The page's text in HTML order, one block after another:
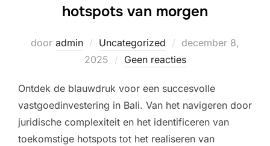
hotspots van morgen
door admin Uncategorized
Geplaatst
op
december 8,
2025
Geen reacties
Ontdek de blauwdruk voor een succesvolle
vastgoedinvestering in Bali. Van het navigeren door
juridische complexiteit en het identificeren van
toekomstige hotspots tot het realiseren van